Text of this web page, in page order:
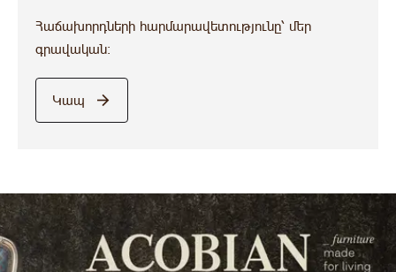
Հաճախորդների հարմարավետությունը՝ մեր
գրավական:
Կապ